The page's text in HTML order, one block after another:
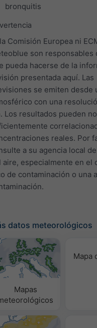
bronquitis
Comisión Europea ni
son responsables
pueda hacerse de la
presentada aquí. Las
se emiten desde
con una
Los resultados pueden
reales. Por
a su agencia local
aire, especialmente en el
de contaminación o una
datos meteorológicos
Mapas
Mapa